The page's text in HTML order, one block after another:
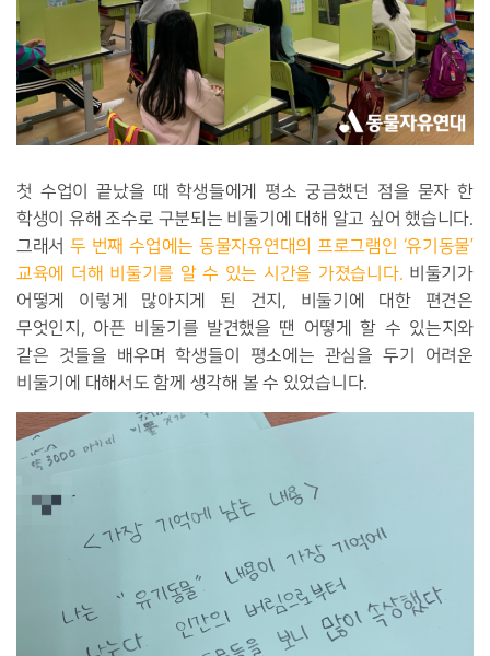
첫 수업이 끝났을 때 학생들에게 평소 궁금했던 점을 묻자 한
학생이 유해 조수로 구분되는 비둘기에 대해 알고 싶어 했습니다.
그래서두 번째 수업에는 동물자유연대의 프로그램인 ‘유기동물’
교육에 더해 비둘기를 알 수 있는 시간을 가졌습니다. 비둘기가
어떻게 이렇게 많아지게 된 건지, 비둘기에 대한 편견은
무엇인지, 아픈 비둘기를 발견했을 땐 어떻게 할 수 있는지와
같은 것들을 배우며 학생들이 평소에는 관심을 두기 어려운
비둘기에 대해서도 함께 생각해 볼 수 있었습니다.